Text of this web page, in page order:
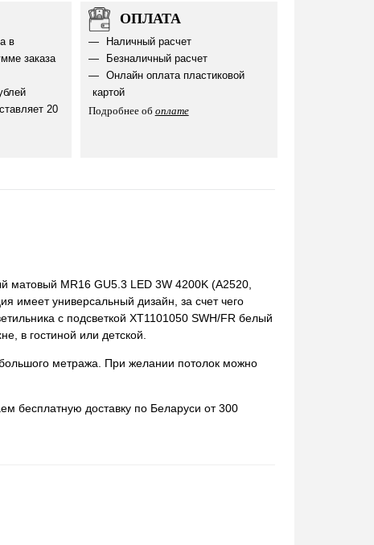
в
заказа
20
ОПЛАТА
Наличный расчет
Безналичный расчет
Онлайн оплата пластиковой
картой
Подробнее об оплате
матовый MR16 GU5.3 LED 3W 4200K (A2520,
имеет универсальный дизайн, за счет чего
с подсветкой XT1101050 SWH/FR белый
в гостиной или детской.
метража. При желании потолок можно
бесплатную доставку по Беларуси от 300